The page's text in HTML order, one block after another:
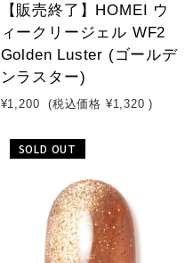
【販売終了】HOMEI ウ
ィークリージェル WF2
Golden Luster (ゴールデ
ンラスター)
¥1,200 (税込価格 ¥1,320 )
SOLD OUT